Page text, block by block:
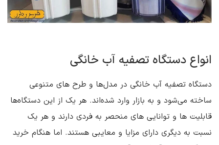
انواع دستگاه تصفیه آب خانگی
دستگاه تصفیه آب خانگی در مدل‌ها و طرح‌ های متنوعی
ساخته می‌شود و به بازار وارد شده‌اند. هر یک از این دستگاه‌ها
قابلیت‌ ها و توانایی‌ های منحصر به فردی دارند و هر یک
نسبت به دیگری دارای مزایا و معایبی هستند. اما هنگام خرید